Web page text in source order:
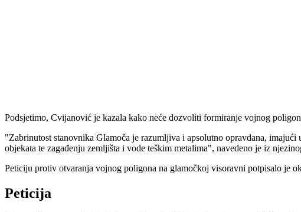
Podsjetimo, Cvijanović je kazala kako neće dozvoliti formiranje vojnog
"Zabrinutost stanovnika Glamoča je razumljiva i apsolutno opravdana,
objekata te zagađenju zemljišta i vode teškim metalima", navedeno je iz
Peticiju protiv otvaranja vojnog poligona na glamočkoj visoravni potpisalo je
Peticija